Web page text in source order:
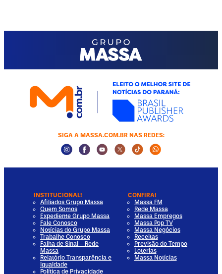
SIGA A MASSA.COM.BR NAS REDES:
Instagram Social Media
Facebook Social Media
Youtube Social Media
Twitter Social Media
Tiktok Social Media
Whatsapp
INSTITUCIONAL!
Afiliados Grupo Massa
Quem Somos
Expediente Grupo Massa
Fale Conosco
Notícias do Grupo Massa
Trabalhe Conosco
Falha de Sinal - Rede
Massa
Relatório Transparência e
Igualdade
Política de Privacidade
CONFIRA!
Massa FM
Rede Massa
Massa Empregos
Massa Pop TV
Massa Negócios
Receitas
Previsão do Tempo
Loterias
Massa Notícias